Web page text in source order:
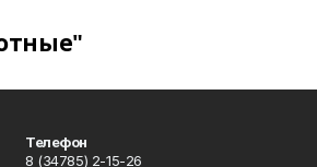
Телефон
8 (34785) 2-15-26